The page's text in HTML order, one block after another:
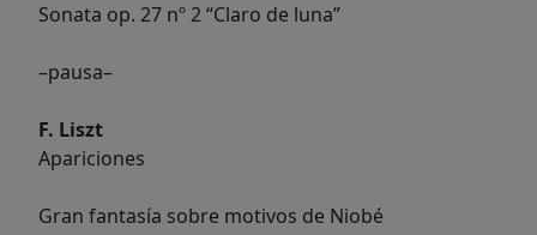
Sonata op. 27 nº 2 “Claro de luna”
–pausa–
F. Liszt
Apariciones
Gran fantasía sobre motivos de Niobé